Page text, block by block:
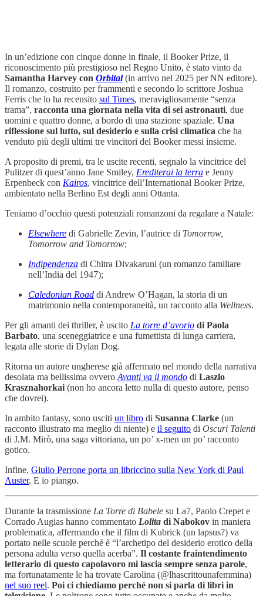
In un’edizione con cinque donne in finale, il Booker Prize, il
riconoscimento più prestigioso nel Regno Unito, è stato vinto da
Samantha Harvey con Orbital(in arrivo nel 2025 per NN editore).
Il romanzo, costruito per frammenti e secondo lo scrittore Joshua
Ferris che lo ha recensito sul Times, meravigliosamente “senza
trama”, racconta una giornata nella vita di sei astronauti, due
uomini e quattro donne, a bordo di una stazione spaziale. Una
riflessione sul lutto, sul desiderio e sulla crisi climatica che ha
venduto più degli ultimi tre vincitori del Booker messi insieme.
A proposito di premi, tra le uscite recenti, segnalo la vincitrice del
Pulitzer di quest’anno Jane Smiley, Erediterai la terra e Jenny
Erpenbeck con Kairos, vincitrice dell’International Booker Prize,
ambientato nella Berlino Est degli anni Ottanta.
Teniamo d’occhio questi potenziali romanzoni da regalare a Natale:
Elsewhere di Gabrielle Zevin, l’autrice di Tomorrow,
Tomorrow and Tomorrow;
Indipendenza di Chitra Divakaruni (un romanzo familiare
nell’India del 1947);
Caledonian Road di Andrew O’Hagan, la storia di un
matrimonio nella contemporaneità, un racconto alla Wellness.
Per gli amanti dei thriller, è uscito La torre d’avorio di Paola
Barbato, una sceneggiatrice e una fumettista di lunga carriera,
legata alle storie di Dylan Dog.
Ritorna un autore ungherese già affermato nel mondo della narrativa
desolata ma bellissima ovvero Avanti va il mondo di Laszlo
Krasznahorkai (non ho ancora letto nulla di questo autore, penso
che dovrei).
In ambito fantasy, sono usciti un libro di Susanna Clarke (un
racconto illustrato ma meglio di niente) e il seguito di Oscuri Talenti
di J.M. Mirò, una saga vittoriana, un po’ x-men un po’ racconto
gotico.
Infine, Giulio Perrone porta un libriccino sulla New York di Paul
Auster. E io piango.
Durante la trasmissione La Torre di Babele su La7, Paolo Crepet e
Corrado Augias hanno commentato Lolita di Nabokov in maniera
problematica, affermando che il film di Kubrick (un lapsus?) va
portato nelle scuole perché è “l’archetipo del desiderio erotico della
persona adulta verso quella acerba”. Il costante fraintendimento
letterario di questo capolavoro mi lascia sempre senza parole,
ma fortunatamente le ha trovate Carolina (@lhascrittounafemmina)
nel suo reel. Poi ci chiediamo perché non si parla di libri in